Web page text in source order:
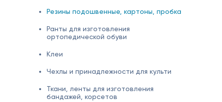
Резины подошвенные, картоны, пробка
Ранты для изготовления
ортопедической обуви
Клеи
Чехлы и принадлежности для культи
Ткани, ленты для изготовления
бандажей, корсетов